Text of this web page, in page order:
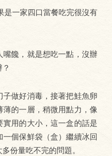
是一家四口當餐吃完很沒有
饞，就是想吃一點，沒辦
做好消毒，接著把鮭魚卵
的一層，稍微用點力，像
用的大小，這一盒的話是
個保鮮袋（盒）繼續冰回
份量吃不完的問題。